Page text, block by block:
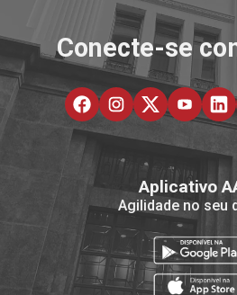
Conecte-se
Aplicativo
Agilidade no seu